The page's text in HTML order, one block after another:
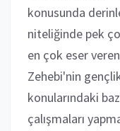
konusunda
niteliğinde pek
en çok eser
Zehebi'nin
konularındaki
çalışmaları